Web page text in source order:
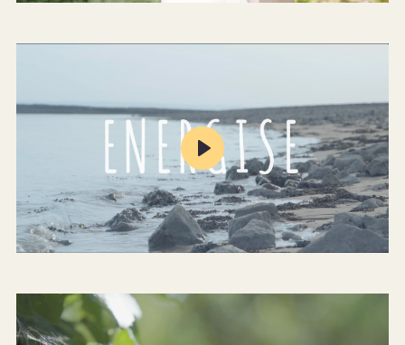
Mute Settings
Play